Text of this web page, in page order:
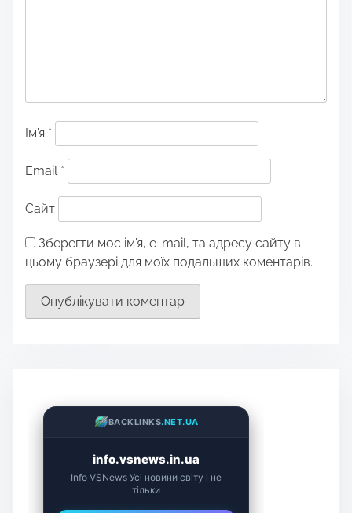
Ім'я *
Email *
Сайт
Зберегти моє ім'я, e-mail, та адресу сайту в
цьому браузері для моїх подальших коментарів.